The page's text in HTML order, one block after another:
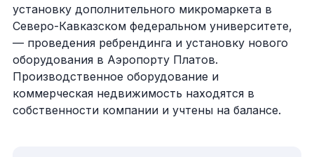
установку дополнительного микромаркета в
Северо-Кавказском федеральном университете,
— проведения ребрендинга и установку нового
оборудования в Аэропорту Платов.
Производственное оборудование и
коммерческая недвижимость находятся в
собственности компании и учтены на балансе.